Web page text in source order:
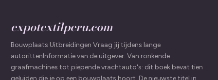
expotextilperu.com
Bouwplaats Uitbreidingen Vraag jij tijdens lange
autorittenInformatie van de uitgever: Van ronkende
graafmachines tot piepende vrachtauto's: dit boek bevat tien